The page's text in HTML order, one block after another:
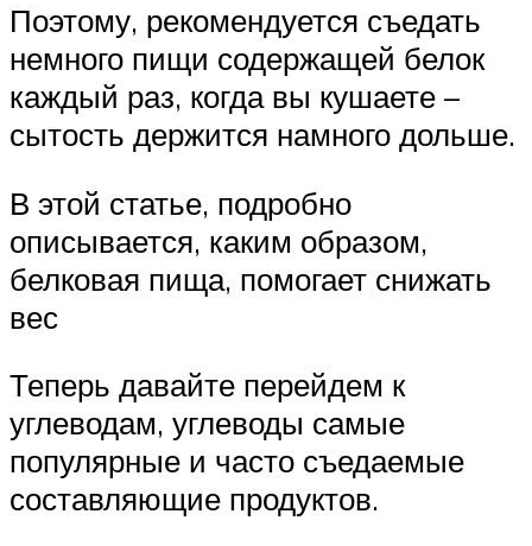
Поэтому, рекомендуется съедать
немного пищи содержащей белок
каждый раз, когда вы кушаете –
сытость держится намного дольше.
В этой статье, подробно
описывается, каким образом,
белковая пища, помогает снижать
вес
Теперь давайте перейдем к
углеводам, углеводы самые
популярные и часто съедаемые
составляющие продуктов.